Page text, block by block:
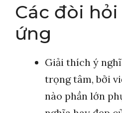
Các đòi
ứng
Giải thích ý
trọng tâm, bởi
nào phần lớn